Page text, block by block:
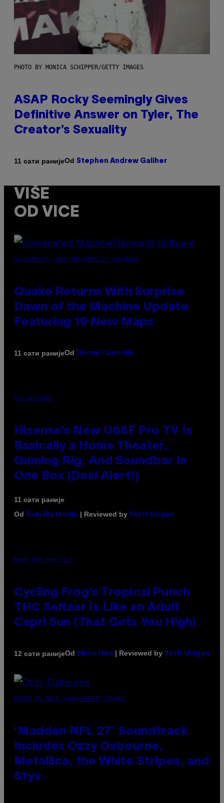
PHOTO BY MONICA SCHIPPER/GETTY IMAGES
ASAP Rocky Seemingly Gives
Definitive Answer on Tyler, The
Creator’s Sexuality
11 сати ранијеOd Stephen Andrew Galiher
VIŠE
OD VICE
SCREENSHOT: MACHINEGAMES/ID SOFTWARE
Quake Returns With Surprise
Dawn of the Machine Update
Featuring 19 New Maps
11 сати ранијеOd Denny Connolly
VIA HISENSE
Hisense’s New U6SF Pro TV Is
Basically a Home Theater,
Gaming Rig, And Soundbar In
One Box (Deal Alert!)
11 сати раније
Od Sam Watanuki | Reviewed by Ysolt Usigan
MAHA HAQ FOR VICE
Cycling Frog’s Tropical Punch
THC Seltzer Is Like an Adult
Capri Sun (That Gets You High)
12 сати ранијеOd Maha Haq | Reviewed by Ysolt Usigan
PHOTO BY NICK LAHAM/GETTY IMAGES
‘Madden NFL 27’ Soundtrack
Includes Ozzy Osbourne,
Metallica, the White Stripes, and
Styx